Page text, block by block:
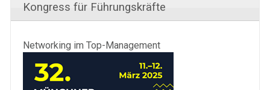
Kongress für Führungskräfte
Networking im Top-Management